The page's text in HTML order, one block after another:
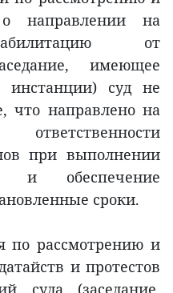
направлении на
от
имеющее
инстанции) суд не
что направлено на
при выполнении
и обеспечение
сроки.
по рассмотрению и
и протестов